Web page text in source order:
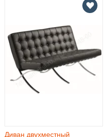
Диван двухместный